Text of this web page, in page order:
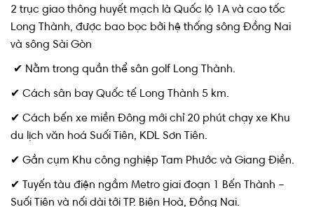
2 trục giao thông huyết mạch là Quốc lộ 1A và cao tốc
Long Thành, được bao bọc bởi hệ thống sông Đồng Nai
và sông Sài Gòn
✔ Nằm trong quần thể sân golf Long Thành.
✔ Cách sân bay Quốc tế Long Thành 5 km.
✔ Cách bến xe miền Đông mới chỉ 20 phút chạy xe Khu
du lịch văn hoá Suối Tiên, KDL Sơn Tiên.
✔ Gần cụm Khu công nghiệp Tam Phước và Giang Điền.
✔ Tuyến tàu điện ngầm Metro giai đoạn 1 Bến Thành –
Suối Tiên và nối dài tới TP. Biên Hoà, Đồng Nai.